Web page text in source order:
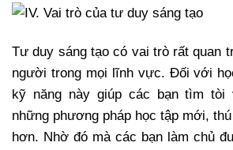
Tư duy sáng tạo có vai trò rất quan
người trong mọi lĩnh vực. Đối với
kỹ năng này giúp các bạn tìm tòi
những phương pháp học tập mới,
hơn. Nhờ đó mà các bạn làm chủ